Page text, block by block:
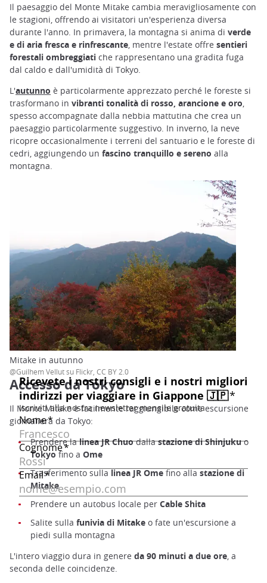
Il paesaggio del Monte Mitake cambia meravigliosamente con
le stagioni, offrendo ai visitatori un'esperienza diversa
durante l'anno. In primavera, la montagna si anima di verde
e di aria fresca e rinfrescante , mentre l'estate offre sentieri
forestali ombreggiati che rappresentano una gradita fuga
dal caldo e dall'umidità di Tokyo.
L'autunno è particolarmente apprezzato perché le foreste si
trasformano in vibranti tonalità di rosso, arancione e oro
spesso accompagnate dalla nebbia mattutina che crea un
paesaggio particolarmente suggestivo. In inverno, la neve
ricopre occasionalmente i terreni del santuario e le foreste di
cedri, aggiungendo un fascino tranquillo e sereno alla
montagna.
Mitake in autunno
@Guilhem Vellut su Flickr, CC BY 2.0
Accesso da Tokyo
Il Monte Mitake è facilmente raggiungibile come escursione
giornaliera da Tokyo:
Prendere lalinea JR Chuodallastazione di Shinjukuo
Tokyofino a Ome
Trasferimento sullalinea JR Omefino allastazione di
Mitake
Prendere un autobus locale per Cable Shita
Salite sulla funivia di Mitake o fate un'escursione a
piedi sulla montagna
L'intero viaggio dura in genere da 90 minuti a due ore, a
seconda delle coincidenze.